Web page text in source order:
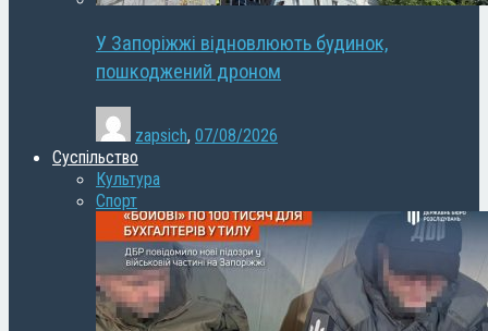
У Запоріжжі відновлюють будинок,
пошкоджений дроном
zapsich, 07/08/2026
Суспільство
Культура
Спорт